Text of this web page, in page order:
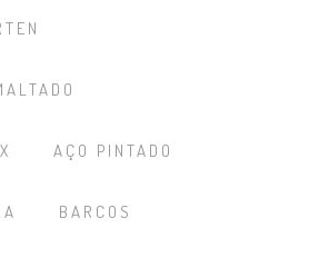
AÇO PINTADO
BARCOS